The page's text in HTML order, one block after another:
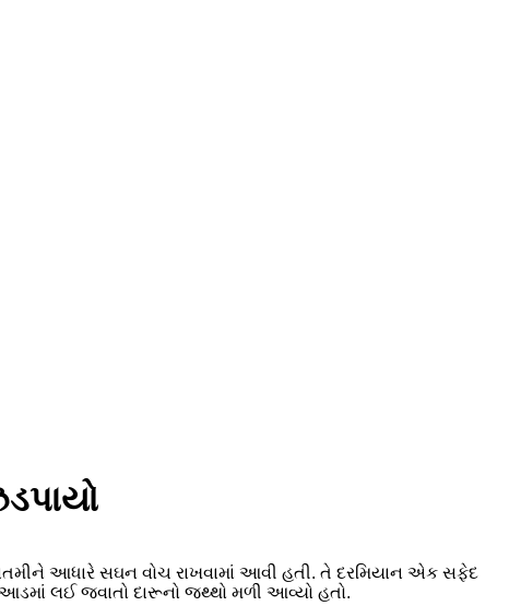
આધારે સઘન વોચ રાખવામાં આવી હતી. તે દરમિયાન એક સફેદ
લઈ જવાતો દારૂનો જથ્થો મળી આવ્યો હતો.